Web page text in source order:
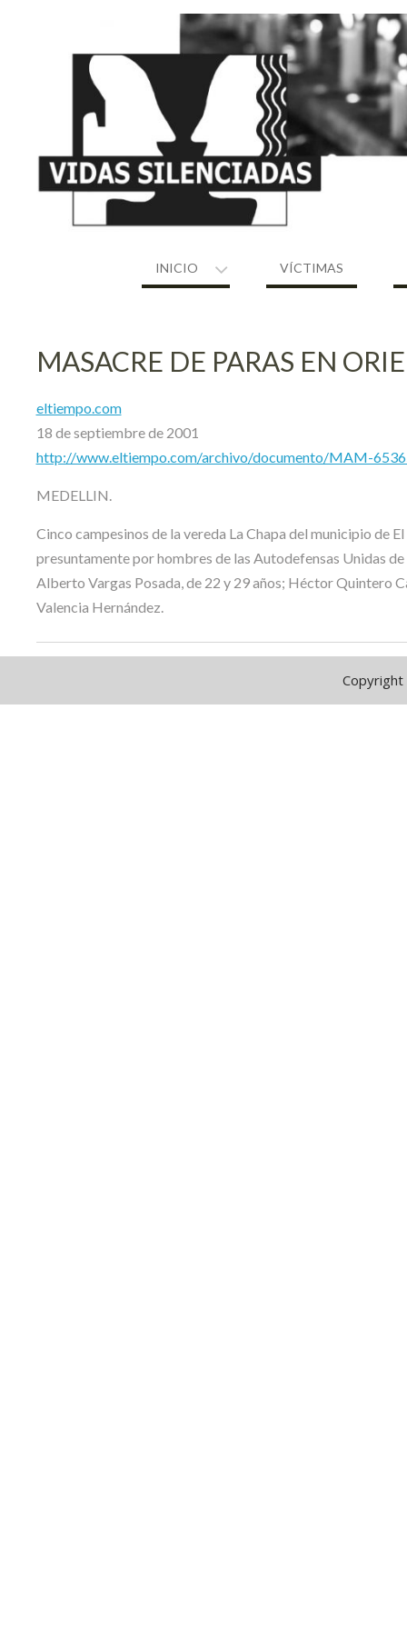
INICIO VÍCTIMAS
MASACRE DE PARAS EN
eltiempo.com
18 de septiembre de 2001
http://www.eltiempo.com/archivo/documento/MAM-
MEDELLIN.
Cinco campesinos de la vereda La Chapa del municipio de
presuntamente por hombres de las Autodefensas Unidas
Alberto Vargas Posada, de 22 y 29 años; Héctor Quintero
Valencia Hernández.
Copyright